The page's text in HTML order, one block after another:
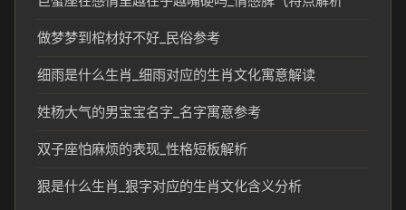
做梦梦到棺材好不好_民俗参考
细雨是什么生肖_细雨对应的生肖文化寓意解读
姓杨大气的男宝宝名字_名字寓意参考
双子座怕麻烦的表现_性格短板解析
狠是什么生肖_狠字对应的生肖文化含义分析